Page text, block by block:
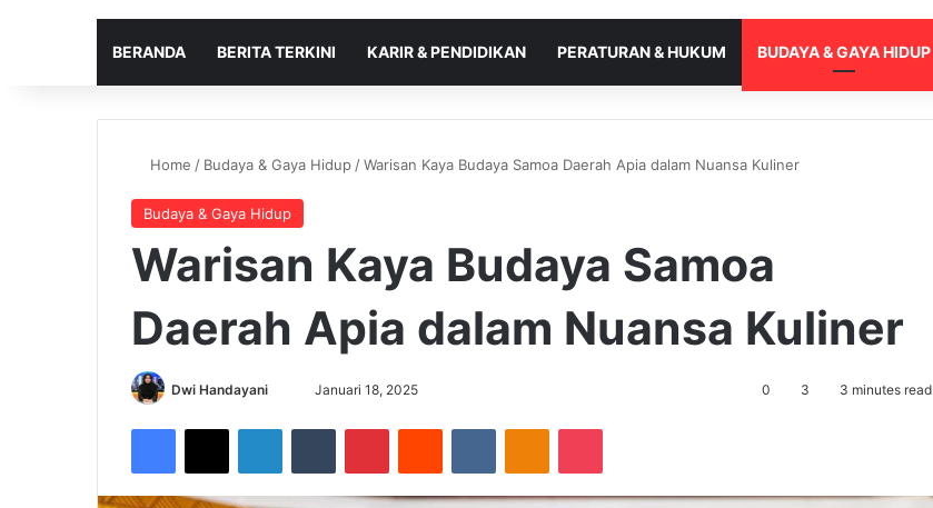
BERANDA BERITA TERKINI KARIR & PENDIDIKAN PERATURAN & HUKUM BUDAYA & GAYA HIDUP
Home / Budaya & Gaya Hidup /Warisan Kaya Budaya Samoa Daerah Apia dalam Nuansa Kuliner
Budaya & Gaya Hidup
Warisan Kaya Budaya Samoa
Daerah Apia dalam Nuansa Kuliner
Dwi Handayani
d
a
Januari 18, 2025 0 3 3 minutes read